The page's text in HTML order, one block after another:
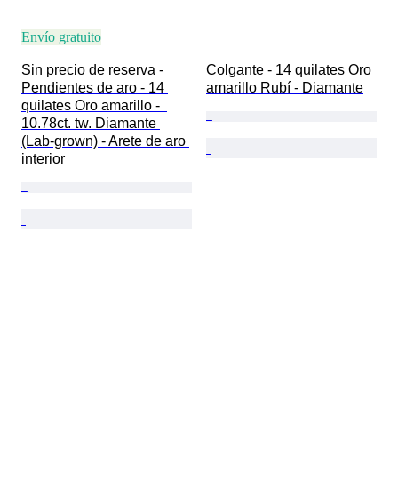
Envío gratuito
Sin precio de reserva -
Pendientes de aro - 14
quilates Oro amarillo -
10.78ct. tw. Diamante
(Lab-grown) - Arete de aro
interior
Colgante - 14 quilates Oro
amarillo Rubí - Diamante